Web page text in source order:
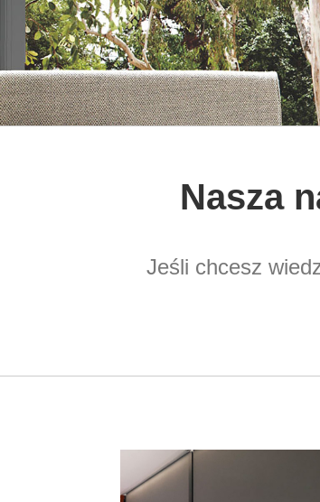
Nasza
Jeśli chcesz